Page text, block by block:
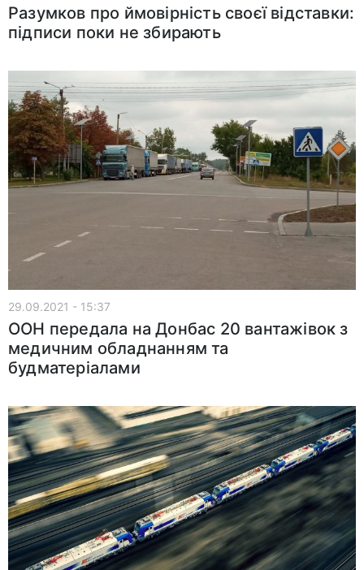
Разумков про ймовірність своєї відставки:
підписи поки не збирають
29.09.2021 - 15:37
ООН передала на Донбас 20 вантажівок з
медичним обладнанням та
будматеріалами